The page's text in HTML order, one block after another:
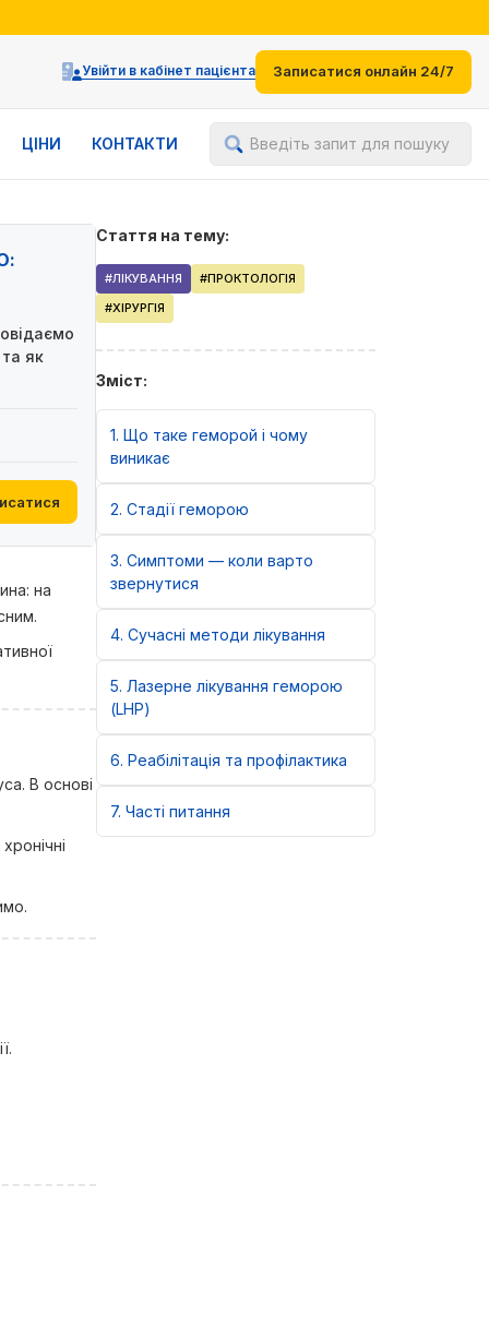
Увійти в кабінет пацієнта Записатися онлайн 24/7
ЦІНИ КОНТАКТИ Введіть запит для пошуку
як
на
В основі
Стаття на тему:
#ЛІКУВАННЯ
#ПРОКТОЛОГІЯ
#ХІРУРГІЯ
Зміст:
1 Що таке геморой і чому
виникає
2 Стадії геморою
3 Симптоми — коли варто
звернутися
4 Сучасні методи лікування
5 Лазерне лікування геморою
(LHP)
6 Реабілітація та профілактика
7 Часті питання